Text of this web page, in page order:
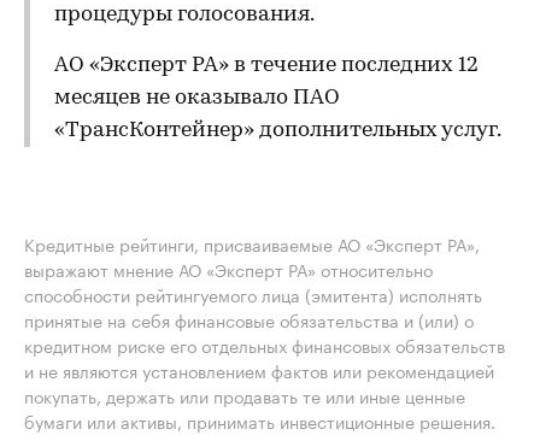
процедуры голосования.
АО «Эксперт РА» в течение последних 12
месяцев не оказывало ПАО
«ТрансКонтейнер» дополнительных услуг.
Кредитные рейтинги, присваиваемые АО «Эксперт РА»,
выражают мнение АО «Эксперт РА» относительно
способности рейтингуемого лица (эмитента) исполнять
принятые на себя финансовые обязательства и (или) о
кредитном риске его отдельных финансовых обязательств
и не являются установлением фактов или рекомендацией
покупать, держать или продавать те или иные ценные
бумаги или активы, принимать инвестиционные решения.